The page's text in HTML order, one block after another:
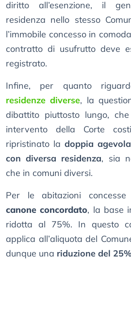
diritto all’esenzione, il
residenza nello stesso
l’immobile concesso in
contratto di usufrutto deve
registrato.
Infine, per quanto
residenze diverse, la
dibattito piuttosto lungo,
intervento della Corte
ripristinato la doppia
con diversa residenza, sia
che in comuni diversi.
Per le abitazioni
canone concordato, la base
ridotta al 75%. In questo
applica all’aliquota del
dunque una riduzione del